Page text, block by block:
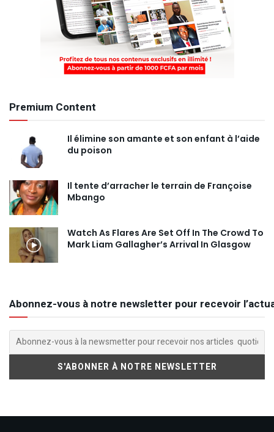
Premium Content
Il élimine son amante et son enfant à l’aide
du poison
Il tente d’arracher le terrain de Françoise
Mbango
Watch As Flares Are Set Off In The Crowd To
Mark Liam Gallagher’s Arrival In Glasgow
Abonnez-vous à notre newsletter pour recevoir